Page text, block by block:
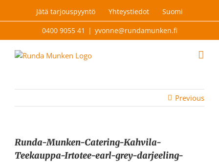
Jätä tarjouspyyntö Yhteystiedot Suomi
0400 9055 41 | yvonne@rundamunken.fi
Previous
Runda-Munken-Catering-Kahvila-
Teekauppa-Irtotee-earl-grey-darjeeling-